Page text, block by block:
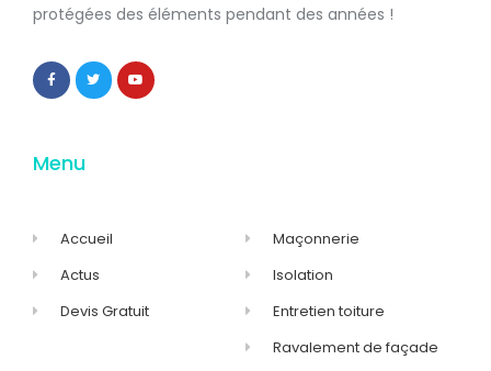
protégées des éléments pendant des années !
Menu
Accueil
Actus
Devis Gratuit
Maçonnerie
Isolation
Entretien toiture
Ravalement de façade